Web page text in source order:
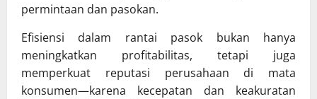
permintaan dan pasokan.
Efisiensi dalam rantai pasok bukan hanya
meningkatkan profitabilitas, tetapi juga
memperkuat reputasi perusahaan di mata
konsumen—karena kecepatan dan keakuratan